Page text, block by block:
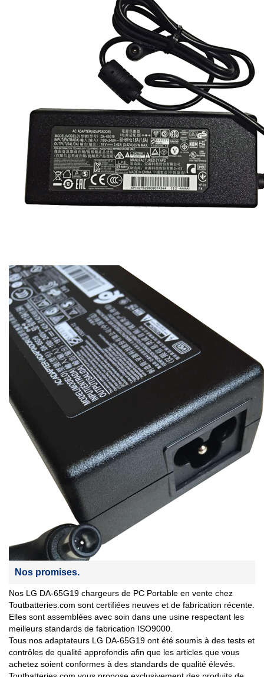
Nos promises.
Nos LG DA-65G19 chargeurs de PC Portable en vente chez
Toutbatteries.com sont certifiées neuves et de fabrication récente.
Elles sont assemblées avec soin dans une usine respectant les
meilleurs standards de fabrication ISO9000.
Tous nos adaptateurs LG DA-65G19 ont été soumis à des tests et
contrôles de qualité approfondis afin que les articles que vous
achetez soient conformes à des standards de qualité élevés.